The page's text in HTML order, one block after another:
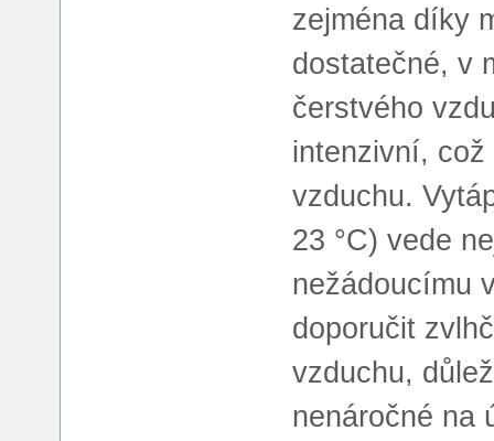
zejména díky
dostatečné, v
čerstvého
intenzivní,
vzduchu.
23 °C) vede
nežádoucímu
doporučit
vzduchu,
nenáročné na